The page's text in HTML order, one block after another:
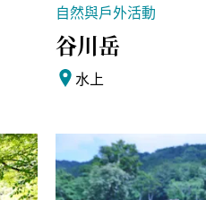
自然與戶外活動
谷川岳
水上